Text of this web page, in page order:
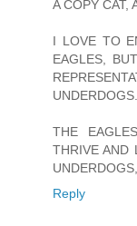
A COPY CAT,
I LOVE TO
EAGLES,
UNDERDOGS.
THE
THRIVE AND
Reply